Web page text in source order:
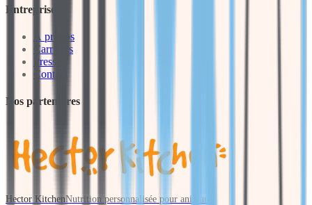
Entreprise
À propos
Carrières
Presse
Contact
Nos partenaires
Hector KitchenNutrition personnalisée pour animaux